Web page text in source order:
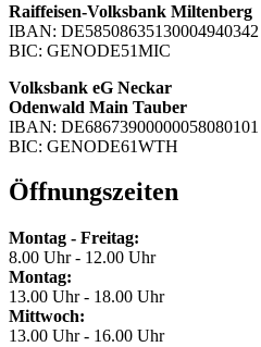
Raiffeisen-Volksbank Miltenberg
IBAN: DE58508635130004940342
BIC: GENODE51MIC
Volksbank eG Neckar
Odenwald Main Tauber
IBAN: DE68673900000058080101
BIC: GENODE61WTH
Öffnungszeiten
Montag - Freitag:
8.00 Uhr - 12.00 Uhr
Montag:
13.00 Uhr - 18.00 Uhr
Mittwoch:
13.00 Uhr - 16.00 Uhr